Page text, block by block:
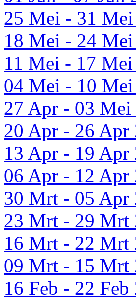
25 Mei - 31 Mei
18 Mei - 24
11 Mei - 17 Mei
04 Mei - 10 Mei
27 Apr - 03 Mei
20 Apr - 26 Apr
13 Apr - 19 Apr
06 Apr - 12 Apr
30 Mrt - 05 Apr
23 Mrt - 29 Mrt
16 Mrt - 22 Mrt
09 Mrt - 15 Mrt
16 Feb - 22 Feb